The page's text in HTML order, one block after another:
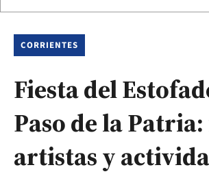
CORRIENTES
Fiesta del
Paso de la
artistas y